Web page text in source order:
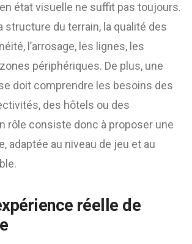
état visuelle ne suffit pas toujours.
structure du terrain, la qualité des
l’arrosage, les lignes, les
périphériques. De plus, une
doit comprendre les besoins des
des hôtels ou des
rôle consiste donc à proposer une
adaptée au niveau de jeu et au
réelle de